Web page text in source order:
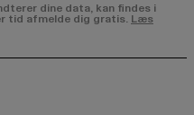
dine data, kan findes i
tid afmelde dig gratis. Læs
channel: